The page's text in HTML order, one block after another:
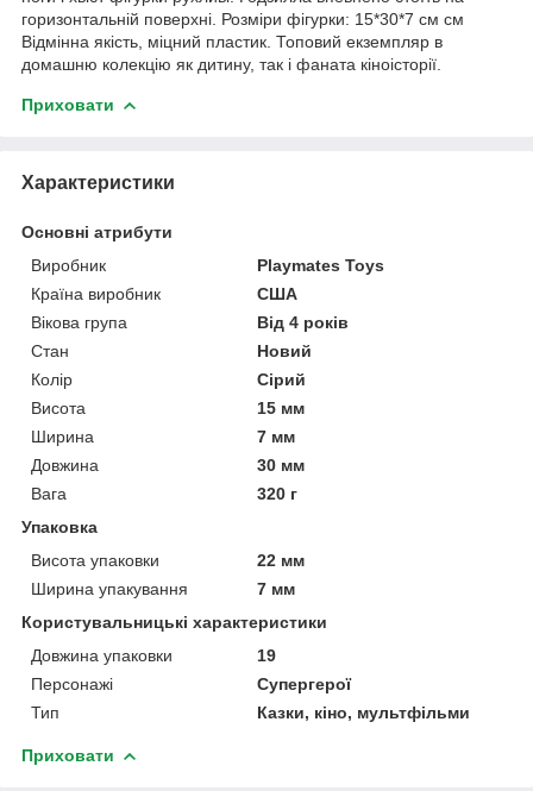
горизонтальній поверхні. Розміри фігурки: 15*30*7 см см
Відмінна якість, міцний пластик. Топовий екземпляр в
домашню колекцію як дитину, так і фаната кіноісторії.
Приховати
Характеристики
Основні атрибути
Виробник
Playmates Toys
Країна виробник
США
Вікова група
Від 4 років
Стан
Новий
Колір
Сірий
Висота
15 мм
Ширина
7 мм
Довжина
30 мм
Вага
320 г
Упаковка
Висота упаковки
22 мм
Ширина упакування
7 мм
Користувальницькі характеристики
Довжина упаковки
19
Персонажі
Супергерої
Тип
Казки, кіно, мультфільми
Приховати